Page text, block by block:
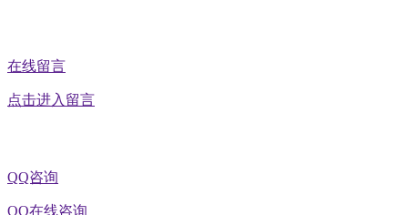
在线留言
点击进入留言
QQ咨询
QQ在线咨询